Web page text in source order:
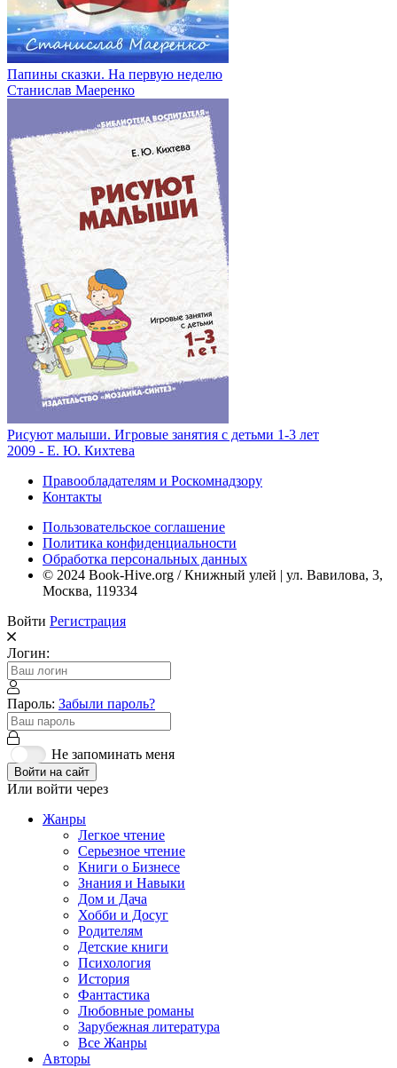
Папины сказки. На первую неделю
Станислав Маеренко
Рисуют малыши. Игровые занятия с детьми 1-3 лет
2009 - Е. Ю. Кихтева
Правообладателям и Роскомнадзору
Контакты
Пользовательское соглашение
Политика конфиденциальности
Обработка персональных данных
© 2024 Book-Hive.org / Книжный улей | ул. Вавилова, 3,
Москва, 119334
Войти Регистрация
Логин:
Пароль: Забыли пароль?
Не запоминать меня
Войти на сайт
Или войти через
Жанры
Легкое чтение
Серьезное чтение
Книги о Бизнесе
Знания и Навыки
Дом и Дача
Хобби и Досуг
Родителям
Детские книги
Психология
История
Фантастика
Любовные романы
Зарубежная литература
Все Жанры
Авторы